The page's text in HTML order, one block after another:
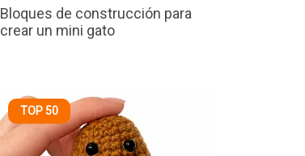
Bloques de construcción para
crear un mini gato
TOP 50